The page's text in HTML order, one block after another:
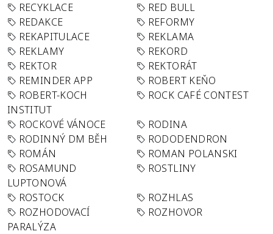
RECYKLACE
RED BULL
REDAKCE
REFORMY
REKAPITULACE
REKLAMA
REKLAMY
REKORD
REKTOR
REKTORÁT
REMINDER APP
ROBERT KEŇO
ROBERT-KOCH
INSTITUT
ROCK CAFÉ CONTEST
ROCKOVÉ VÁNOCE
RODINA
RODINNÝ DM BĚH
RODODENDRON
ROMÁN
ROMAN POLANSKI
ROSAMUND
LUPTONOVÁ
ROSTLINY
ROSTOCK
ROZHLAS
ROZHODOVACÍ
PARALÝZA
ROZHOVOR